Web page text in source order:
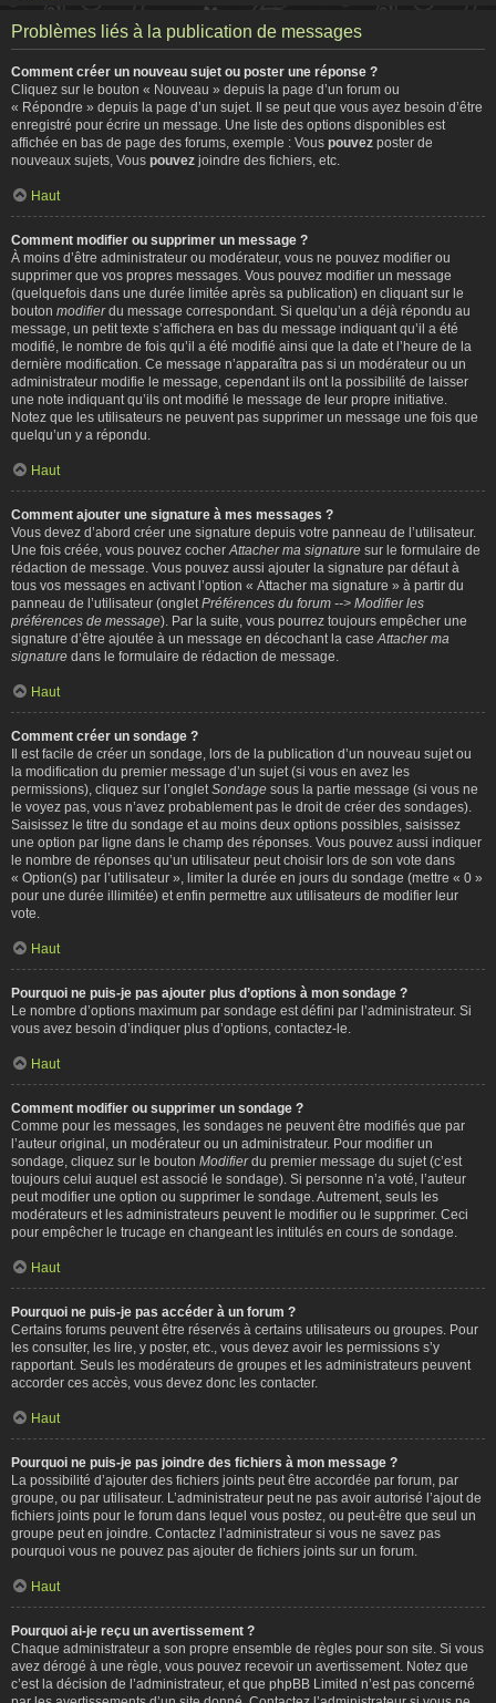
Problèmes liés à la publication de messages
Comment créer un nouveau sujet ou poster une réponse ?
Cliquez sur le bouton « Nouveau » depuis la page d’un forum ou
« Répondre » depuis la page d’un sujet. Il se peut que vous ayez besoin d’être
enregistré pour écrire un message. Une liste des options disponibles est
affichée en bas de page des forums, exemple : Vous pouvez poster de
nouveaux sujets, Vous pouvez joindre des fichiers, etc.
Haut
Comment modifier ou supprimer un message ?
À moins d’être administrateur ou modérateur, vous ne pouvez modifier ou
supprimer que vos propres messages. Vous pouvez modifier un message
(quelquefois dans une durée limitée après sa publication) en cliquant sur le
bouton modifierdu message correspondant. Si quelqu’un a déjà répondu au
message, un petit texte s’affichera en bas du message indiquant qu’il a été
modifié, le nombre de fois qu’il a été modifié ainsi que la date et l’heure de la
dernière modification. Ce message n’apparaîtra pas si un modérateur ou un
administrateur modifie le message, cependant ils ont la possibilité de laisser
une note indiquant qu’ils ont modifié le message de leur propre initiative.
Notez que les utilisateurs ne peuvent pas supprimer un message une fois que
quelqu’un y a répondu.
Haut
Comment ajouter une signature à mes messages ?
Vous devez d’abord créer une signature depuis votre panneau de l’utilisateur.
Une fois créée, vous pouvez cocher Attacher ma signature sur le formulaire de
rédaction de message. Vous pouvez aussi ajouter la signature par défaut à
tous vos messages en activant l’option « Attacher ma signature » à partir du
panneau de l’utilisateur (onglet Préférences du forum --> Modifier les
préférences de message). Par la suite, vous pourrez toujours empêcher une
signature d’être ajoutée à un message en décochant la case Attacher ma
signature dans le formulaire de rédaction de message.
Haut
Comment créer un sondage ?
Il est facile de créer un sondage, lors de la publication d’un nouveau sujet ou
la modification du premier message d’un sujet (si vous en avez les
permissions), cliquez sur l’onglet Sondage sous la partie message (si vous ne
le voyez pas, vous n’avez probablement pas le droit de créer des sondages).
Saisissez le titre du sondage et au moins deux options possibles, saisissez
une option par ligne dans le champ des réponses. Vous pouvez aussi indiquer
le nombre de réponses qu’un utilisateur peut choisir lors de son vote dans
« Option(s) par l’utilisateur », limiter la durée en jours du sondage (mettre « 0 »
pour une durée illimitée) et enfin permettre aux utilisateurs de modifier leur
vote.
Haut
Pourquoi ne puis-je pas ajouter plus d’options à mon sondage ?
Le nombre d’options maximum par sondage est défini par l’administrateur. Si
vous avez besoin d’indiquer plus d’options, contactez-le.
Haut
Comment modifier ou supprimer un sondage ?
Comme pour les messages, les sondages ne peuvent être modifiés que par
l’auteur original, un modérateur ou un administrateur. Pour modifier un
sondage, cliquez sur le bouton Modifierdu premier message du sujet (c’est
toujours celui auquel est associé le sondage). Si personne n’a voté, l’auteur
peut modifier une option ou supprimer le sondage. Autrement, seuls les
modérateurs et les administrateurs peuvent le modifier ou le supprimer. Ceci
pour empêcher le trucage en changeant les intitulés en cours de sondage.
Haut
Pourquoi ne puis-je pas accéder à un forum ?
Certains forums peuvent être réservés à certains utilisateurs ou groupes. Pour
les consulter, les lire, y poster, etc., vous devez avoir les permissions s’y
rapportant. Seuls les modérateurs de groupes et les administrateurs peuvent
accorder ces accès, vous devez donc les contacter.
Haut
Pourquoi ne puis-je pas joindre des fichiers à mon message ?
La possibilité d’ajouter des fichiers joints peut être accordée par forum, par
groupe, ou par utilisateur. L’administrateur peut ne pas avoir autorisé l’ajout de
fichiers joints pour le forum dans lequel vous postez, ou peut-être que seul un
groupe peut en joindre. Contactez l’administrateur si vous ne savez pas
pourquoi vous ne pouvez pas ajouter de fichiers joints sur un forum.
Haut
Pourquoi ai-je reçu un avertissement ?
Chaque administrateur a son propre ensemble de règles pour son site. Si vous
avez dérogé à une règle, vous pouvez recevoir un avertissement. Notez que
c’est la décision de l’administrateur, et que phpBB Limited n’est pas concerné